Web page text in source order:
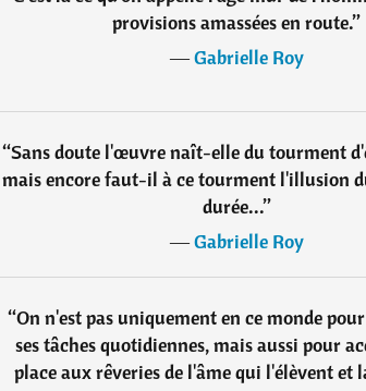
provisions amassées en route.”
―Gabrielle Roy
“Sans doute l'œuvre naît-elle du tourment
mais encore faut-il à ce tourment l'illusion
durée...”
―Gabrielle Roy
“On n'est pas uniquement en ce monde
ses tâches quotidiennes, mais aussi pour
place aux rêveries de l'âme qui l'élèvent et